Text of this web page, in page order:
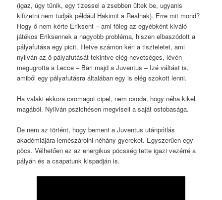
(igaz, úgy tűnik, egy tizessel a zsebben ültek be, ugyanis
kifizetni nem tudják például Hakimit a Realnak). Erre mit mond?
Hogy ő nem kérte Eriksent – ami főleg az egyébként kiváló
játékos Eriksennek a nagyobb probléma, hiszen elbaszódott a
pályafutása egy picit. Illetve számon kéri a tiszteletet, ami
nyilván az ő pályafutását tekintve elég nevetséges, lévén
megugrotta a Lecce – Bari majd a Juventus – Izé váltást is,
amiből egy pályafutásra általában egy is elég szokott lenni.
Ha valaki ekkora csomagot cipel, nem csoda, hogy néha kikel
magából. Nyilván pszichésen megviseli a saját ostobasága.
De nem az történt, hogy bement a Juventus utánpótlás
akadémiájára lemészárolni néhány gyereket. Egyszerűen egy
pöcs. Vélhetően ez az energikus pöcsség tette igazi vezérré a
pályán és a csapatunk kispadján is.